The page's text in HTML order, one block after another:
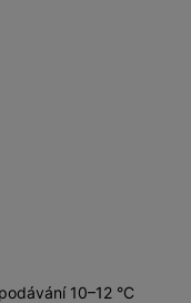
10–12 °C